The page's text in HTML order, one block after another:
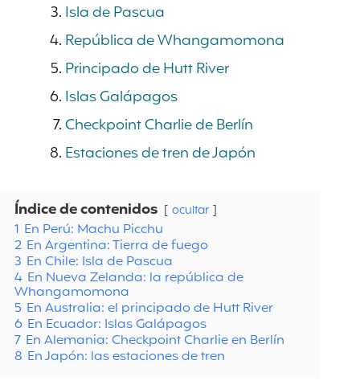
Isla de Pascua
República de Whangamomona
Principado de Hutt River
Islas Galápagos
Checkpoint Charlie de Berlín
Estaciones de tren de Japón
Índice de contenidos ocultar
1 En Perú: Machu Picchu
2 En Argentina: Tierra de fuego
3 En Chile: Isla de Pascua
4 En Nueva Zelanda: la república de
Whangamomona
5 En Australia: el principado de Hutt River
6 En Ecuador: Islas Galápagos
7 En Alemania: Checkpoint Charlie en Berlín
8 En Japón: las estaciones de tren